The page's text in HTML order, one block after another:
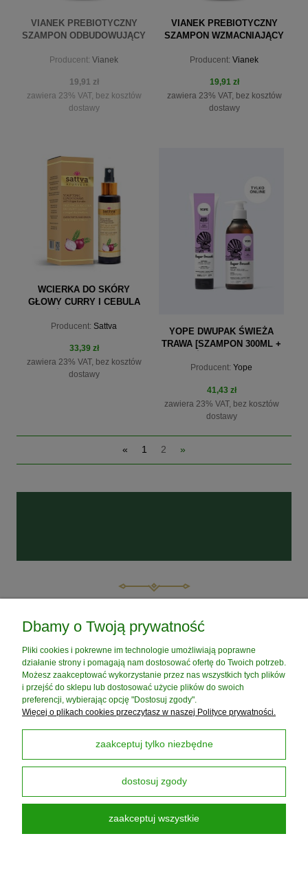
VIANEK PREBIOTYCZNY
SZAMPON ODBUDOWUJĄCY
Producent: Vianek
19,91 zł
zawiera 23% VAT, bez kosztów
dostawy
powiadom o dostępności
VIANEK PREBIOTYCZNY
SZAMPON WZMACNIAJĄCY
Producent: Vianek
19,91 zł
zawiera 23% VAT, bez kosztów
dostawy
WCIERKA DO SKÓRY
GŁOWY CURRY I CEBULA
Producent: Sattva
33,39 zł
zawiera 23% VAT, bez kosztów
dostawy
YOPE DWUPAK ŚWIEŻA
TRAWA [SZAMPON 300ML +
Producent: Yope
41,43 zł
zawiera 23% VAT, bez kosztów
dostawy
« 1 2 »
MOJE KONTO
PŁATNOŚCI I DOSTAWA
INFORMACJE
O NAS
Darmowa Dostawa od 199 zł
Dbamy o Twoją prywatność
Pliki cookies i pokrewne im technologie umożliwiają poprawne
działanie strony i pomagają nam dostosować ofertę do Twoich potrzeb.
Możesz zaakceptować wykorzystanie przez nas wszystkich tych plików
i przejść do sklepu lub dostosować użycie plików do swoich
preferencji, wybierając opcję "Dostosuj zgody".
Więcej o plikach cookies przeczytasz w naszej Polityce prywatności.
zaakceptuj tylko niezbędne
dostosuj zgody
zaakceptuj wszystkie